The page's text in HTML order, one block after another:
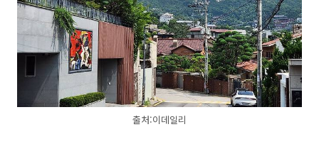
출처:이데일리